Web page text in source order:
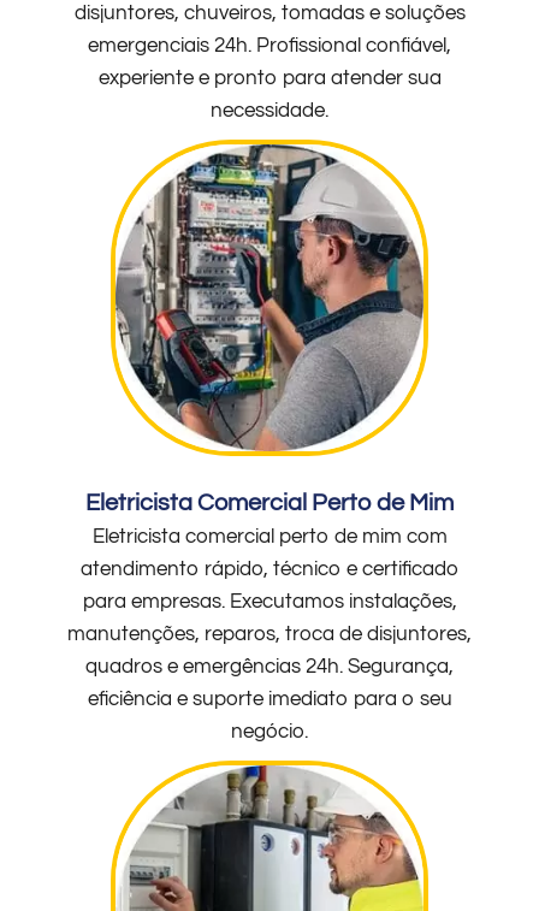
disjuntores, chuveiros, tomadas e soluções
emergenciais 24h. Profissional confiável,
experiente e pronto para atender sua
necessidade.
Eletricista Comercial Perto de Mim
Eletricista comercial perto de mim com
atendimento rápido, técnico e certificado
para empresas. Executamos instalações,
manutenções, reparos, troca de disjuntores,
quadros e emergências 24h. Segurança,
eficiência e suporte imediato para o seu
negócio.